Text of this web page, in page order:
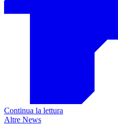
Continua la lettura
Altre News